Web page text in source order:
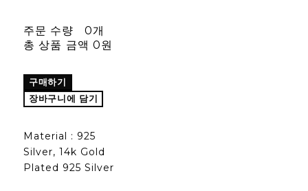
주문 수량
0개
총 상품 금액 0원
구매하기
장바구니에 담기
Material : 925
Silver, 14k Gold
Plated 925 Silver